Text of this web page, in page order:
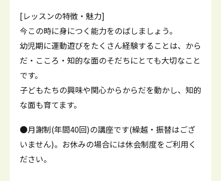
[レッスンの特徴・魅力]
今この時に身につく能力をのばしましょう。
幼児期に運動遊びをたくさん経験することは、から
だ・こころ・知的な面のそだちにとても大切なこと
です。
子どもたちの興味や関心からからだを動かし、知的
な面も育てます。
●月謝制(年間40回)の講座です(繰越・振替はござ
いません)。お休みの場合には休会制度をご利用く
ださい。